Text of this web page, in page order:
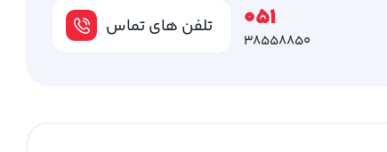
تلفن های تماس 051
38558850